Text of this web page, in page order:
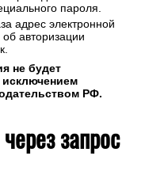
пароля.
адрес электронной
авторизации
не будет
исключением
РФ.
запрос